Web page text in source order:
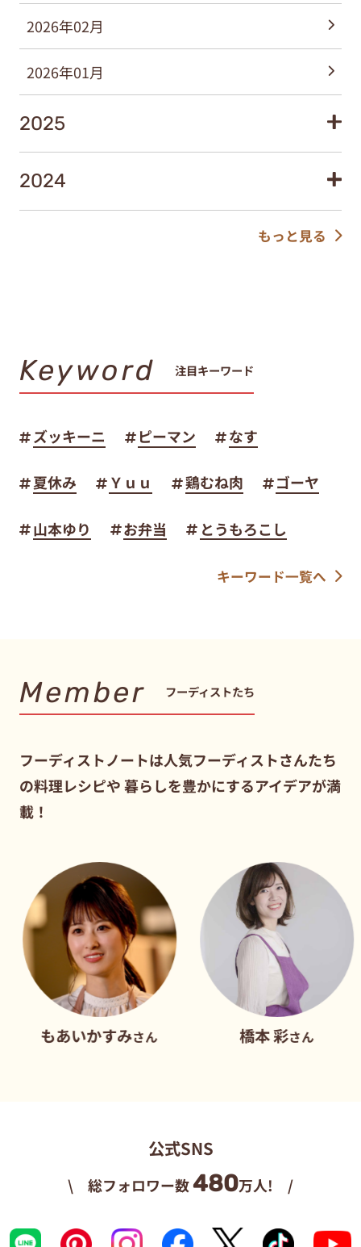
2026年02月
2026年01月
2025
2024
もっと見る
Keyword 注目キーワード
ズッキーニ ピーマン なす
夏休み Ｙｕｕ 鶏むね肉 ゴーヤ
山本ゆり お弁当 とうもろこし
キーワード一覧へ
Member フーディストたち
フーディストノートは人気フーディストさんたち
の料理レシピや暮らしを豊かにするアイデアが満
載！
かすみさん さん
公式SNS
\ 総フォロワー数480万人! /